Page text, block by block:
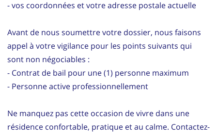
- vos coordonnées et votre adresse postale actuelle
Avant de nous soumettre votre dossier, nous faisons
appel à votre vigilance pour les points suivants qui
sont non négociables :
- Contrat de bail pour une (1) personne maximum
- Personne active professionnellement
Ne manquez pas cette occasion de vivre dans une
résidence confortable, pratique et au calme. Contactez-